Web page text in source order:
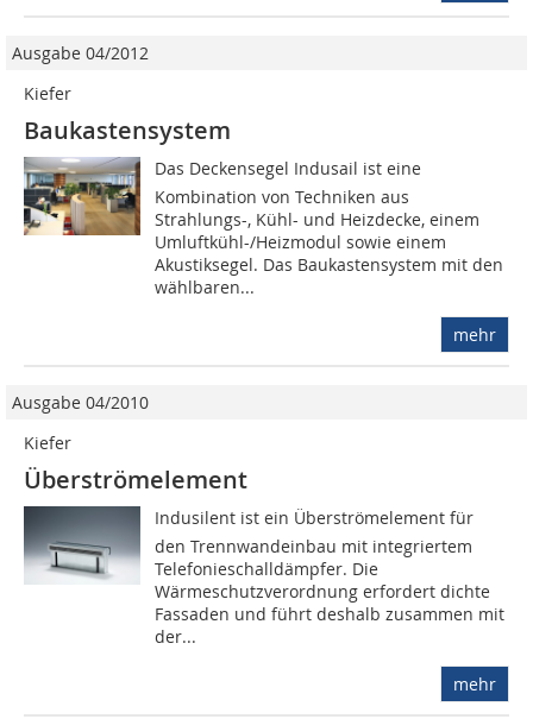
Ausgabe 04/2012
Kiefer
Baukastensystem
Das Deckensegel Indusail ist eine
Kombination von Techniken aus
Strahlungs-, Kühl- und Heizdecke, einem
Umluftkühl-/Heizmodul sowie einem
Akustiksegel. Das Baukastensystem mit den
wählbaren...
mehr
Ausgabe 04/2010
Kiefer
Überströmelement
Indusilent ist ein Überströmelement für
den Trennwandeinbau mit integriertem
Telefonieschalldämpfer. Die
Wärmeschutzverordnung erfordert dichte
Fassaden und führt deshalb zusammen mit
der...
mehr